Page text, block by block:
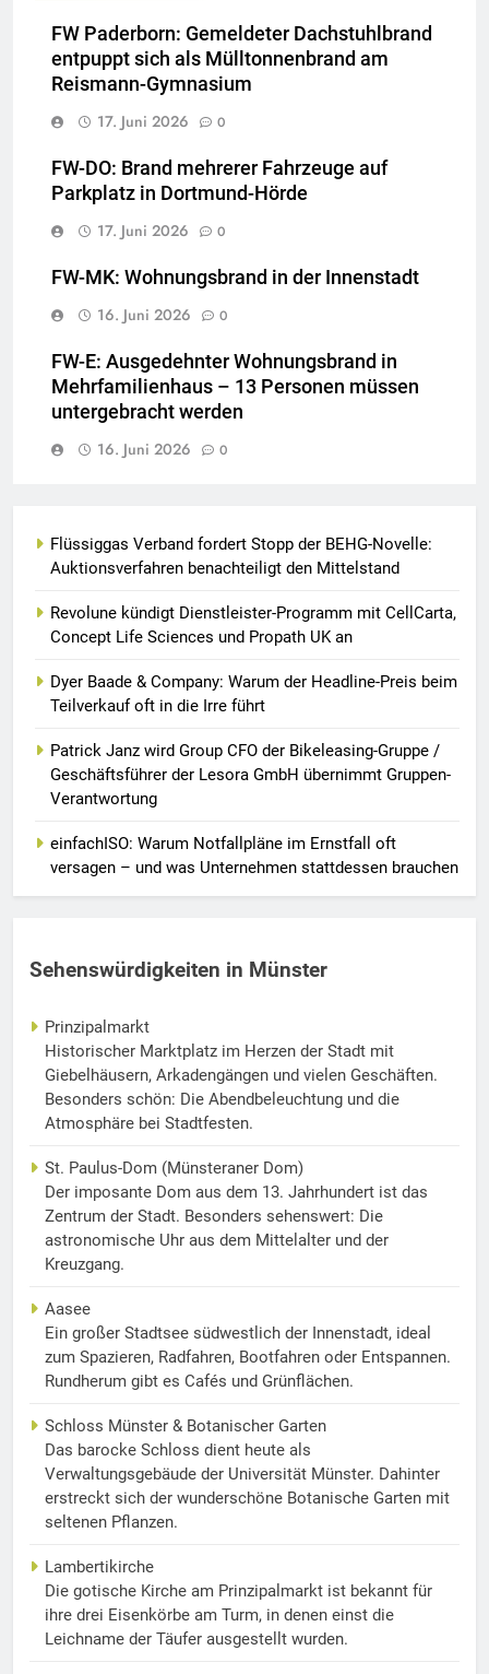
FW Paderborn: Gemeldeter Dachstuhlbrand
entpuppt sich als Mülltonnenbrand am
Reismann-Gymnasium
17. Juni 2026
0
FW-DO: Brand mehrerer Fahrzeuge auf
Parkplatz in Dortmund-Hörde
17. Juni 2026
0
FW-MK: Wohnungsbrand in der Innenstadt
16. Juni 2026
0
FW-E: Ausgedehnter Wohnungsbrand in
Mehrfamilienhaus – 13 Personen müssen
untergebracht werden
16. Juni 2026
0
Flüssiggas Verband fordert Stopp der BEHG-Novelle:
Auktionsverfahren benachteiligt den Mittelstand
Revolune kündigt Dienstleister-Programm mit CellCarta,
Concept Life Sciences und Propath UK an
Dyer Baade & Company: Warum der Headline-Preis beim
Teilverkauf oft in die Irre führt
Patrick Janz wird Group CFO der Bikeleasing-Gruppe /
Geschäftsführer der Lesora GmbH übernimmt Gruppen-
Verantwortung
einfachISO: Warum Notfallpläne im Ernstfall oft
versagen – und was Unternehmen stattdessen brauchen
Sehenswürdigkeiten in Münster
Prinzipalmarkt
Historischer Marktplatz im Herzen der Stadt mit
Giebelhäusern, Arkadengängen und vielen Geschäften.
Besonders schön: Die Abendbeleuchtung und die
Atmosphäre bei Stadtfesten.
St. Paulus-Dom (Münsteraner Dom)
Der imposante Dom aus dem 13. Jahrhundert ist das
Zentrum der Stadt. Besonders sehenswert: Die
astronomische Uhr aus dem Mittelalter und der
Kreuzgang.
Aasee
Ein großer Stadtsee südwestlich der Innenstadt, ideal
zum Spazieren, Radfahren, Bootfahren oder Entspannen.
Rundherum gibt es Cafés und Grünflächen.
Schloss Münster & Botanischer Garten
Das barocke Schloss dient heute als
Verwaltungsgebäude der Universität Münster. Dahinter
erstreckt sich der wunderschöne Botanische Garten mit
seltenen Pflanzen.
Lambertikirche
Die gotische Kirche am Prinzipalmarkt ist bekannt für
ihre drei Eisenkörbe am Turm, in denen einst die
Leichname der Täufer ausgestellt wurden.